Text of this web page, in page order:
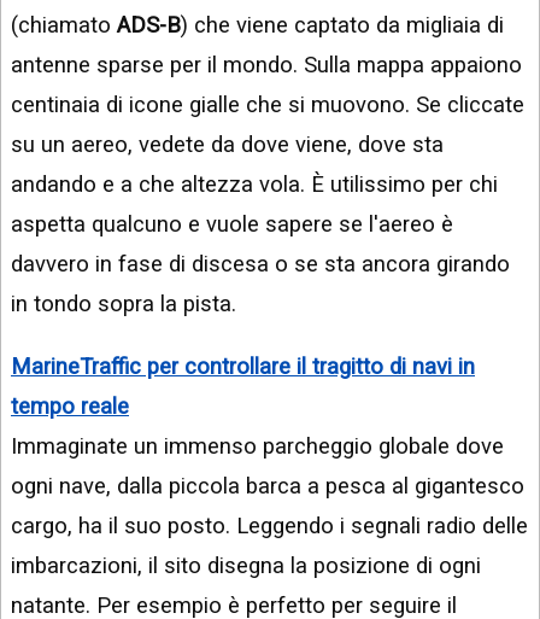
(chiamatoADS-B) che viene captato da migliaia di
antenne sparse per il mondo. Sulla mappa appaiono
centinaia di icone gialle che si muovono. Se cliccate
su un aereo, vedete da dove viene, dove sta
andando e a che altezza vola. È utilissimo per chi
aspetta qualcuno e vuole sapere se l'aereo è
davvero in fase di discesa o se sta ancora girando
in tondo sopra la pista.
MarineTraffic per controllare il tragitto di navi in
tempo reale
Immaginate un immenso parcheggio globale dove
ogni nave, dalla piccola barca a pesca al gigantesco
cargo, ha il suo posto. Leggendo i segnali radio delle
imbarcazioni, il sito disegna la posizione di ogni
natante. Per esempio è perfetto per seguire il